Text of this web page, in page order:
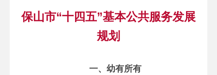
保山市“十四五”基本公共服务发展
规划
一、幼有所有